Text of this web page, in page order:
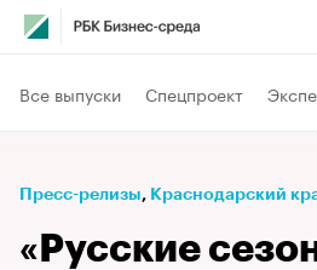
Все выпуски Спецпроект
Пресс-релизы⁠, Краснодарский
«Русские